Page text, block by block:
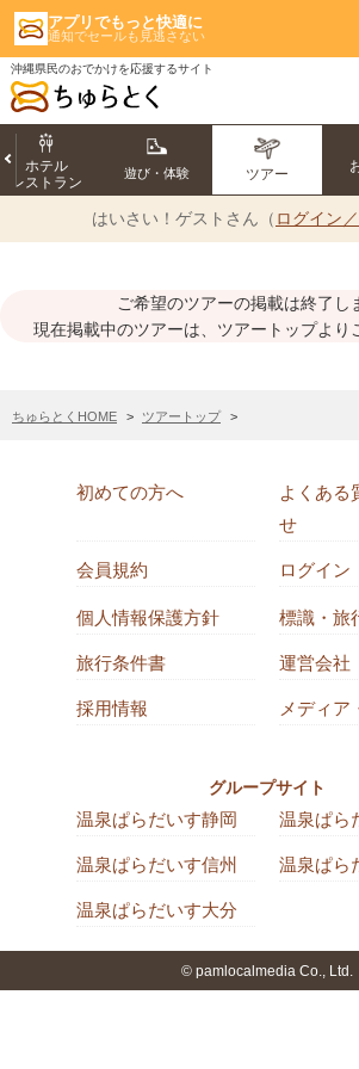
アプリでもっと快適に
通知でセールも見逃さない
沖縄県民のおでかけを応援するサイト
ホテル
レストラン
遊び・体験 ツアー
はいさい！ ゲストさん（ ログイン
ご希望のツアーの掲載は終了し
現在掲載中のツアーは、ツアートップより
ちゅらとくHOME ツアートップ
初めての方へ
よくある
せ
会員規約 ログイン
個人情報保護方針 標識・旅
旅行条件書 運営会社
採用情報 メディア
グループサイト
温泉ぱらだいす静岡 温泉ぱら
温泉ぱらだいす信州 温泉ぱら
温泉ぱらだいす大分
© pamlocalmedia Co., Ltd.